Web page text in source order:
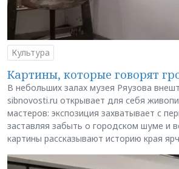
Культура
Картины, которые говорят
В небольших залах музея Ряузова
sibnovosti.ru открывает для себя
мастеров: экспозиция захватывает с
заставляя забыть о городском шуме и
картины рассказывают историю края